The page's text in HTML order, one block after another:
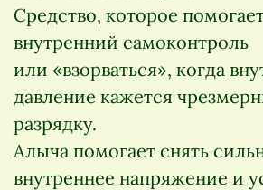
Средство, которое
внутренний самоконтроль
или «взорваться», когда
давление кажется
разрядку.
Алыча помогает снять
внутреннее напряжение и